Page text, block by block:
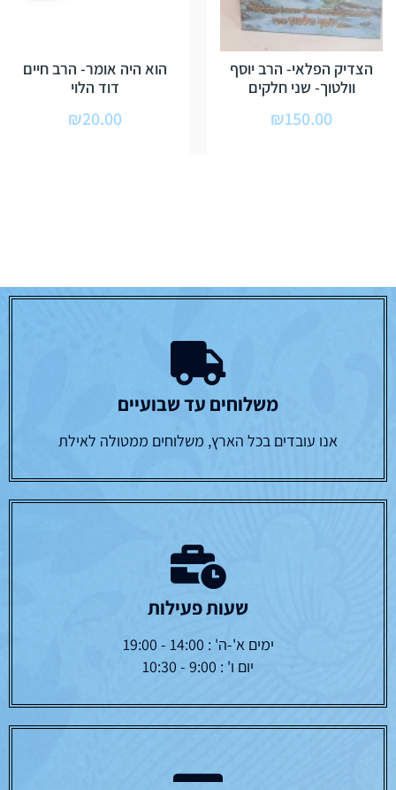
הצדיק הפלאי- הרב יוסף
וולטוך- שני חלקים
₪150.00
הוא היה אומר- הרב חיים
דוד הלוי
₪20.00
משלוחים עד שבועיים
אנו עובדים בכל הארץ, משלוחים ממטולה לאילת
שעות פעילות
ימים א'-ה' : 14:00 - 19:00
יום ו' : 9:00 - 10:30